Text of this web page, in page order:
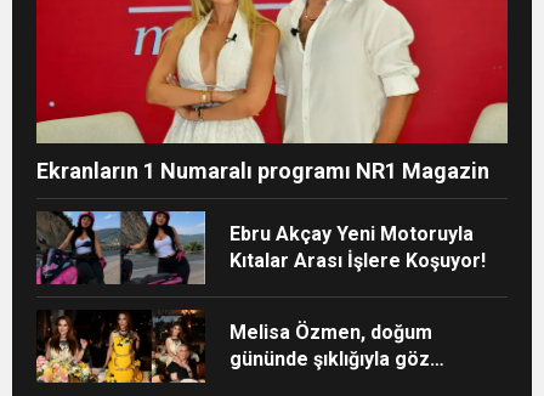
Ekranların 1 Numaralı programı NR1 Magazin
Ebru Akçay Yeni Motoruyla
Kıtalar Arası İşlere Koşuyor!
Melisa Özmen, doğum
gününde şıklığıyla göz